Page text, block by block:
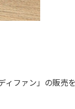
ィファン」の販売